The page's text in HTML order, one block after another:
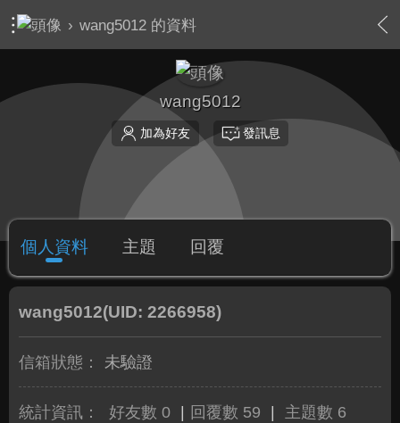
› wang5012 的資料
wang5012
加為好友 發訊息
個人資料 主題 回覆
wang5012(UID: 2266958)
信箱狀態： 未驗證
統計資訊： 好友數 0 回覆數 59 主題數 6